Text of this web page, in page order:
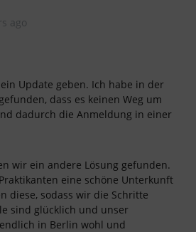
ago
Update geben. Ich habe in der
dass es keinen Weg um
dadurch die Anmeldung in einer
wir ein andere Lösung gefunden.
eine schöne Unterkunft
diese, sodass wir die Schritte
sind glücklich und unser
in Berlin wohl und